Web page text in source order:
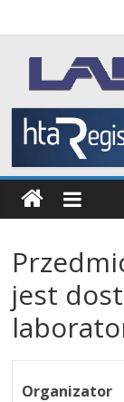
to
content
Laboratoria
Aparatura
Badania
jest
Organizator